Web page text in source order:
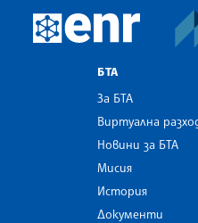
European
БТА
За БТА
Виртуална
Новини за БТА
Мисия
История
Документи